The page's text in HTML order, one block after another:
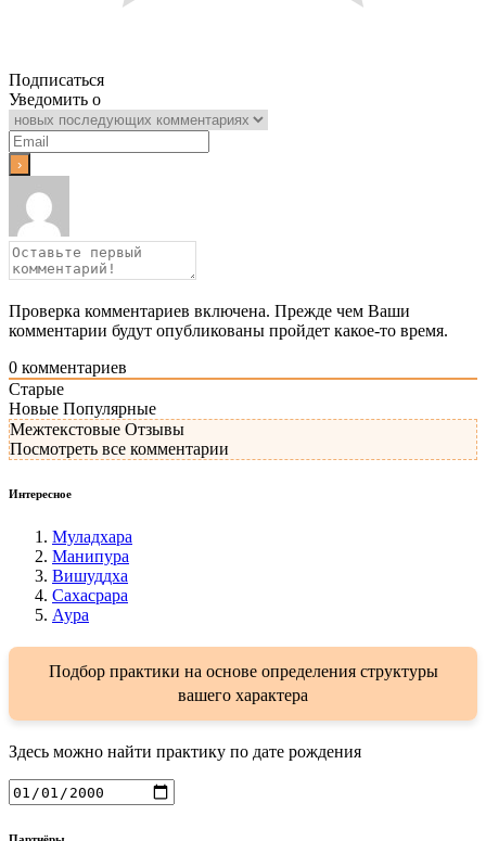
Подписаться
Уведомить о
Проверка комментариев включена. Прежде чем Ваши
комментарии будут опубликованы пройдет какое-то время.
0 комментариев
Старые
Новые Популярные
Межтекстовые Отзывы
Посмотреть все комментарии
Интересное
Муладхара
Манипура
Вишуддха
Cахасрара
Аура
Подбор практики на основе определения структуры
вашего характера
Здесь можно найти практику по дате рождения